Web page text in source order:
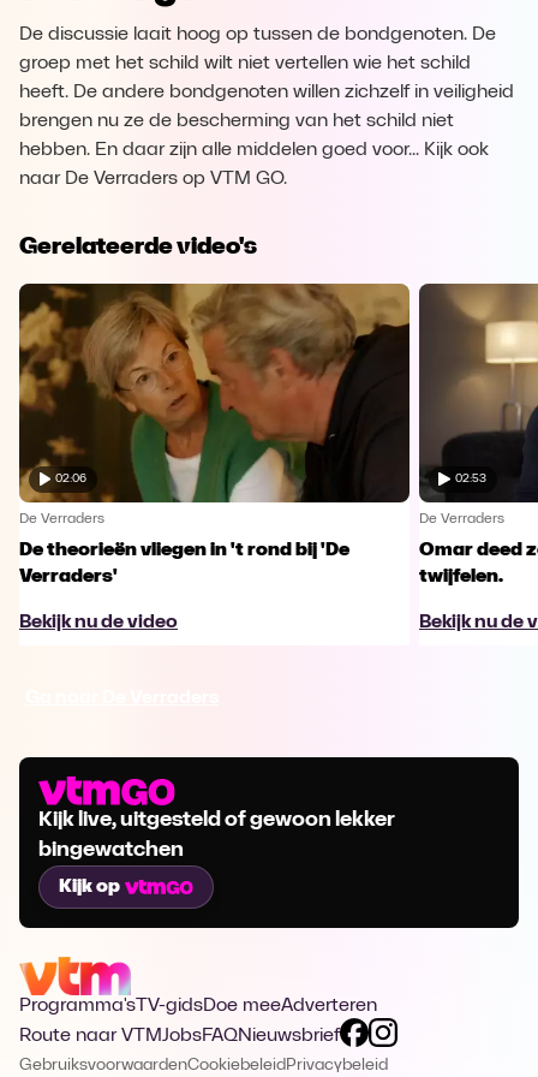
De discussie laait hoog op tussen de bondgenoten. De
groep met het schild wilt niet vertellen wie het schild
heeft. De andere bondgenoten willen zichzelf in veiligheid
brengen nu ze de bescherming van het schild niet
hebben. En daar zijn alle middelen goed voor... Kijk ook
naar De Verraders op VTM GO.
Gerelateerde video's
02:06
De Verraders
De theorieën vliegen in 't rond bij 'De
Verraders'
Bekijk nu de video
02:53
De Verraders
Omar deed
twijfelen.
Bekijk nu de
Kijk live, uitgesteld of gewoon lekker
bingewatchen
Kijk op
Programma's TV-gidsDoe meeAdverteren
Route naar VTMJobsFAQNieuwsbrief
GebruiksvoorwaardenCookiebeleid Privacybeleid